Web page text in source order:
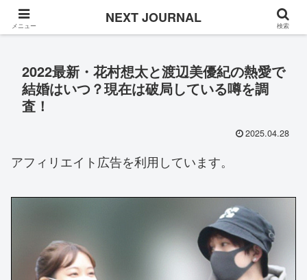
Once in a while
2022最新・花村想太と渡辺美優紀の熱愛で
結婚はいつ？現在は破局している噂を調
査！
2025.04.28
アフィリエイト広告を利用しています。
メニュー NEXT JOURNAL 検索